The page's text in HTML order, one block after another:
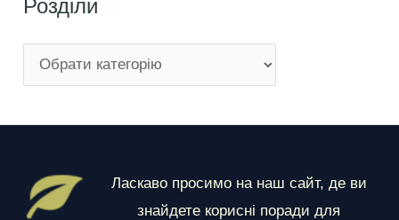
Розділи
о
л
Ласкаво просимо на наш сайт, де ви
знайдете корисні поради для